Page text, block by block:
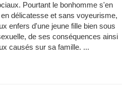
Pourtant le bonhomme s'en
délicatesse et sans voyeurisme,
enfers d'une jeune fille bien sous
de ses conséquences ainsi
causés sur sa famille. ...